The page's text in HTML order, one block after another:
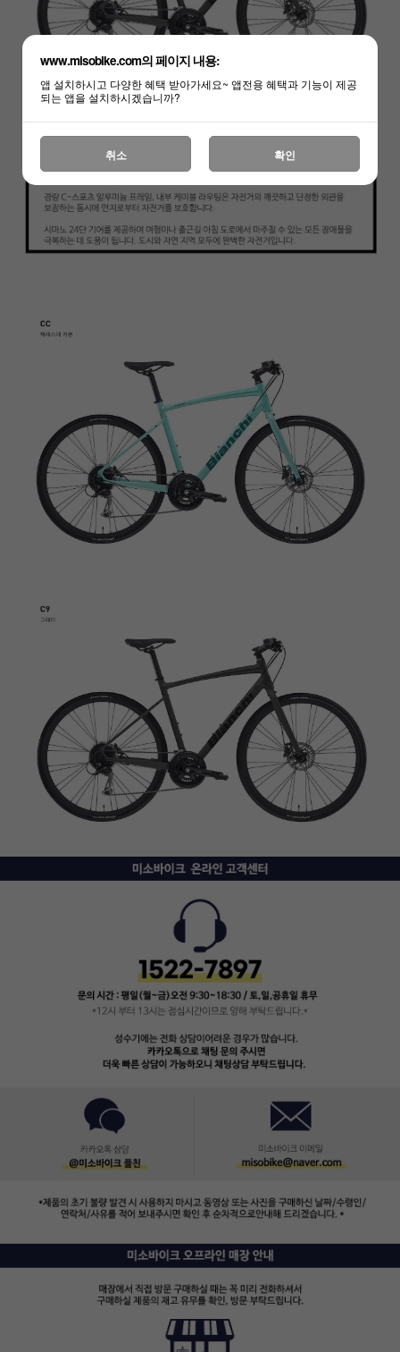
www.misobike.com의 페이지 내용:
앱 설치하시고 다양한 혜택 받아가세요~ 앱전용 혜택과 기능이 제공
되는 앱을 설치하시겠습니까?
취소 확인